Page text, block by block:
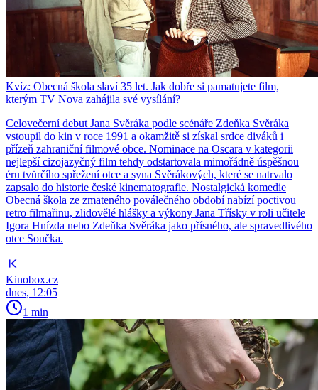
Kvíz: Obecná škola slaví 35 let. Jak dobře si pamatujete film,
kterým TV Nova zahájila své vysílání?
Celovečerní debut Jana Svěráka podle scénáře Zdeňka Svěráka
vstoupil do kin v roce 1991 a okamžitě si získal srdce diváků i
přízeň zahraniční filmové obce. Nominace na Oscara v kategorii
nejlepší cizojazyčný film tehdy odstartovala mimořádně úspěšnou
éru tvůrčího spřežení otce a syna Svěrákových, které se natrvalo
zapsalo do historie české kinematografie. Nostalgická komedie
Obecná škola ze zmateného poválečného období nabízí poctivou
retro filmařinu, zlidovělé hlášky a výkony Jana Třísky v roli učitele
Igora Hnízda nebo Zdeňka Svěráka jako přísného, ale spravedlivého
otce Součka.
Kinobox.cz
dnes, 12:05
1 min